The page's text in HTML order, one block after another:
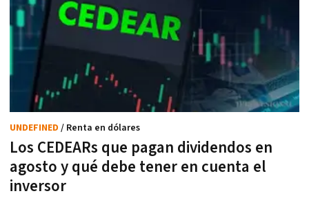
Los CEDEARs que pagan dividendos en
agosto y qué debe tener en cuenta el
inversor
UNDEFINED / Renta en dólares